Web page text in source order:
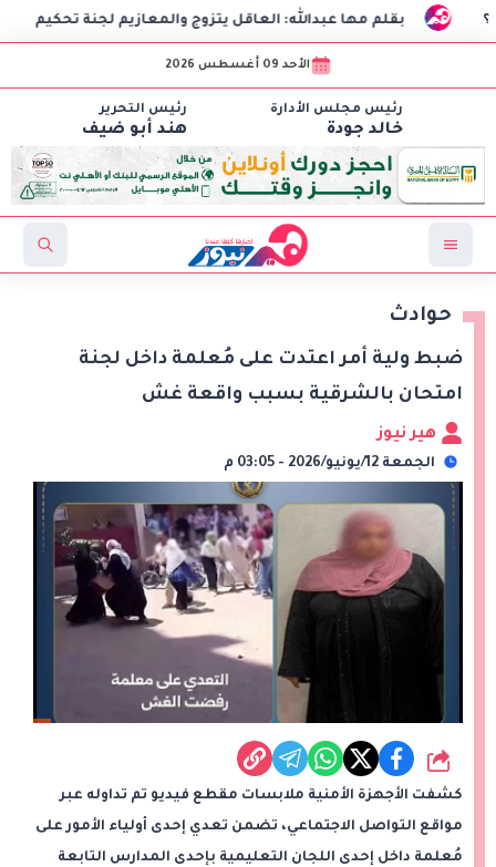
بقلم مها عبدالله: العاقل يتزوج والمعازيم لجنة تحكيم
الأحد 09 أغسطس 2026
رئيس مجلس الأدارة
خالد جودة
رئيس التحرير
هند أبو ضيف
حوادث
ضبط ولية أمر اعتدت على مُعلمة داخل لجنة
امتحان بالشرقية بسبب واقعة غش
هير نيوز
الجمعة 12/يونيو/2026 - 03:05 م
شارك
كشفت الأجهزة الأمنية ملابسات مقطع فيديو تم تداوله عبر
مواقع التواصل الاجتماعي، تضمن تعدي إحدى أولياء الأمور على
مُعلمة داخل إحدى اللجان التعليمية بإحدى المدارس التابعة